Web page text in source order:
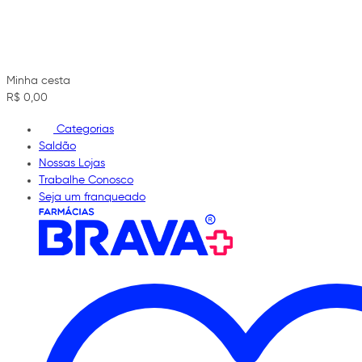
Minha cesta
R$ 0,00
Categorias
Saldão
Nossas Lojas
Trabalhe Conosco
Seja um franqueado